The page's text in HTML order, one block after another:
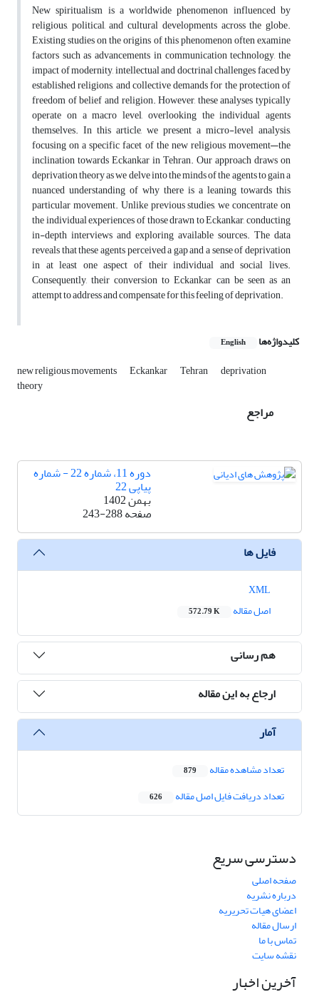
New spiritualism is a worldwide phenomenon influenced by
religious, political, and cultural developments across the globe.
Existing studies on the origins of this phenomenon often examine
factors such as advancements in communication technology, the
impact of modernity, intellectual and doctrinal challenges faced by
established religions, and collective demands for the protection of
freedom of belief and religion. However, these analyses typically
operate on a macro level, overlooking the individual agents
themselves. In this article, we present a micro-level analysis,
focusing on a specific facet of the new religious movement—the
inclination towards Eckankar in Tehran. Our approach draws on
deprivation theory as we delve into the minds of the agents to gain a
nuanced understanding of why there is a leaning towards this
particular movement. Unlike previous studies, we concentrate on
the individual experiences of those drawn to Eckankar, conducting
in-depth interviews and exploring available sources. The data
reveals that these agents perceived a gap and a sense of deprivation
in at least one aspect of their individual and social lives.
Consequently, their conversion to Eckankar can be seen as an
attempt to address and compensate for this feeling of deprivation.
کلیدواژه‌ها English
new religious movements Eckankar Tehran deprivation
theory
مراجع
دوره 11، شماره 22 - شماره
پیاپی 22
بهمن 1402
صفحه243-288
فایل ها
اصل مقاله
572.79 K
هم رسانی
ارجاع به این مقاله
آمار
تعداد مشاهده مقاله 879
تعداد دریافت فایل اصل مقاله 626
دسترسی سریع
صفحه اصلی
درباره نشریه
اعضای هیات تحریریه
ارسال مقاله
تماس با ما
نقشه سایت
آخرین اخبار